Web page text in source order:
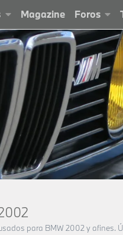
Magazine Foros
para BMW 2002 y afines.